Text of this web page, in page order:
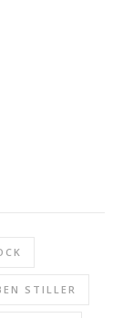
STILLER